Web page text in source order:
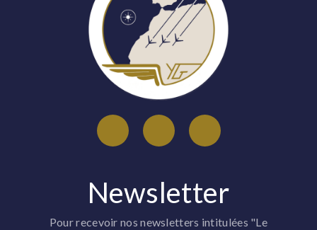
Newsletter
Pour recevoir nos newsletters intitulées "Le